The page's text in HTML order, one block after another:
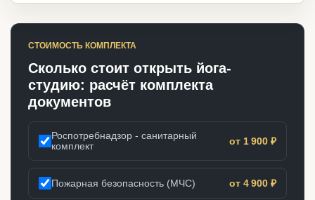
СТОИМОСТЬ КОМПЛЕКТА
Сколько стоит открыть йога-
студию: расчёт комплекта
документов
Роспотребнадзор - санитарный
комплект
от 1 900 ₽
Пожарная безопасность (МЧС) от 4 900 ₽